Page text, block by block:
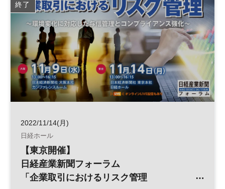
日経産業新聞フォーラム
終了
2022/11/14(月)
日経ホール
【東京開催】
日経産業新聞フォーラム
「企業取引におけるリスク管理